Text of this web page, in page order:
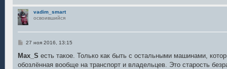
vadim_smart
освоившийся
С
о
щ
27 ноя 2016, 13:15
Max_S есть такое. Только как быть с остальными машинами,
обозлённая вообще на транспорт и владельцев. Это старость